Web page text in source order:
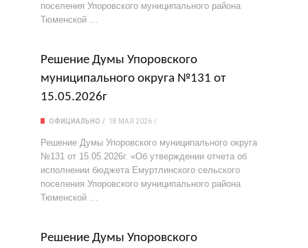
поселения Упоровского муниципального района
Тюменской …
Решение Думы Упоровского
муниципального округа №131 от
15.05.2026г
ОФИЦИАЛЬНО 18 МАЯ 2026
Решение Думы Упоровского муниципального округа
№131 от 15.05.2026г. «Об утверждении отчета об
исполнении бюджета Емуртлинского сельского
поселения Упоровского муниципального района
Тюменской …
Решение Думы Упоровского